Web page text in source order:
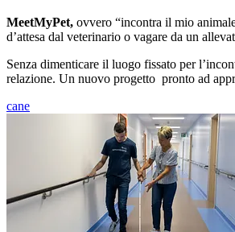
MeetMyPet, ovvero “incontra il mio
d’attesa dal veterinario o vagare da un
Senza dimenticare il luogo fissato per
relazione. Un nuovo progetto pronto ad
cane